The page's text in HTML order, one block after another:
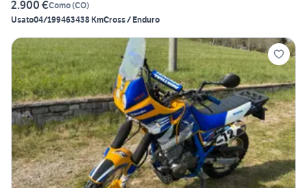
2.900 €Como(CO)
Usato04/199463438 KmCross / Enduro